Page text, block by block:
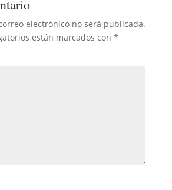
electrónico no será publicada.
están marcados con *